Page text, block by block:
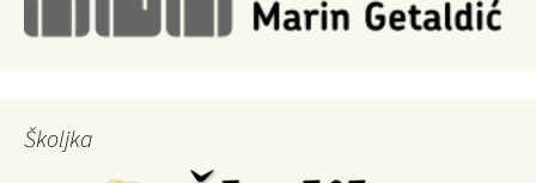
Školjka